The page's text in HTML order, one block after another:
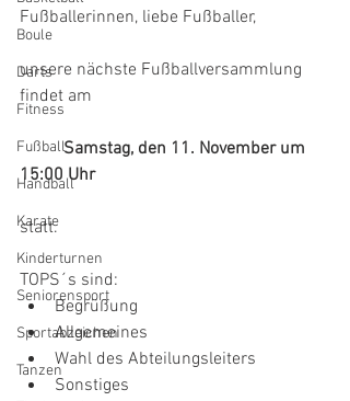
Boule
Darts
Fitness
Fußball
Handball
Karate
Kinderturnen
Seniorensport
Sportabzeichen
Tanzen
Fußballerinnen, liebe Fußballer,
unsere nächste Fußballversammlung
findet am
Samstag, den 11. November um
15:00 Uhr
statt.
TOPS´s sind:
Begrüßung
Allgemeines
Wahl des Abteilungsleiters
Sonstiges